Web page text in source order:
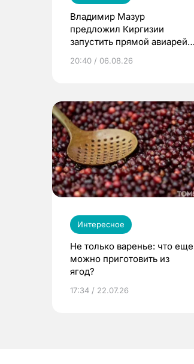
Владимир Мазур
предложил Киргизии
запустить прямой авиарейс
20:40 / 06.08.26
Интересное
Не только варенье: что еще
можно приготовить из
ягод?
17:34 / 22.07.26